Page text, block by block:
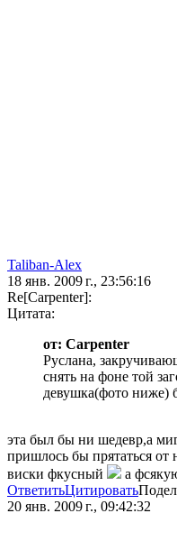
Taliban-Alex
18 янв. 2009 г., 23:56:16
Re[Carpenter]:
Цитата:
от: Carpenter
Руслана,
снять на фоне той
девушка(фото ниже)
эта был бы ни шедевр,а
пришлось бы прятаться
виски фкусный
а
ОтветитьЦитировать
20 янв. 2009 г., 09:42:32